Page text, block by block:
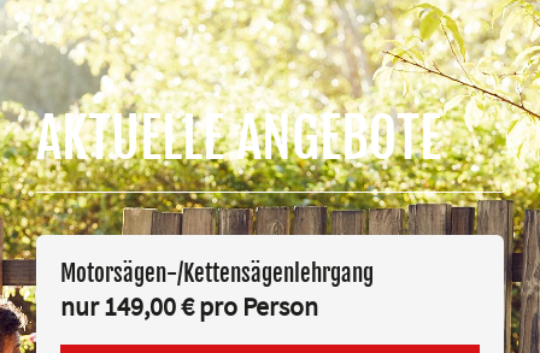
AKTUELLE ANGEBOTE
Motorsägen-/Kettensägenlehrgang
nur 149,00 € pro Person